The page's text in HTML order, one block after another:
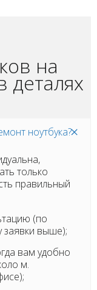
на
ноутбука?
только
правильный
(по
заявки выше);
вам удобно
м.